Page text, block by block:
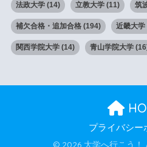
法政大学(14) 立教大学(11) 筑
補欠合格・追加合格(194) 近畿大学
関西学院大学(14) 青山学院大学
プライバシー
© 2026 大学へ行こう！